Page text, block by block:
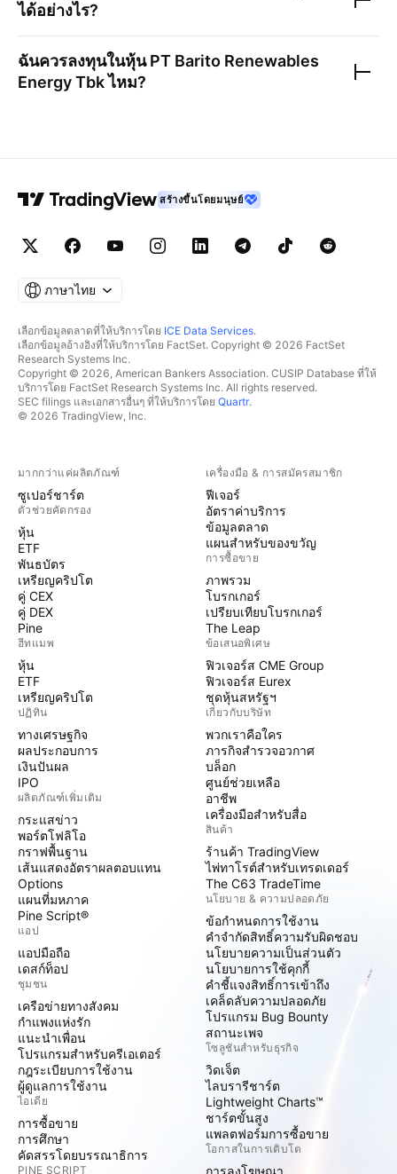
ได้อย่างไร?
ฉันควรลงทุนในหุ้นPT Barito Renewables
Energy Tbkไหม?
สร้างขึ้นโดยมนุษย์
ภาษาไทย
เลือกข้อมูลตลาดที่ให้บริการโดย ICE Data Services.
เลือกข้อมูลอ้างอิงที่ให้บริการโดย FactSet. Copyright © 2026 FactSet
Research Systems Inc.
Copyright © 2026, American Bankers Association. CUSIP Database ที่ให้
บริการโดย FactSet Research Systems Inc. All rights reserved.
SEC filings และเอกสารอื่นๆ ที่ให้บริการโดย Quartr.
© 2026 TradingView, Inc.
มากกว่าแค่ผลิตภัณฑ์
ซูเปอร์ชาร์ต
ตัวช่วยคัดกรอง
หุ้น
ETF
พันธบัตร
เหรียญคริปโต
คู่ CEX
คู่ DEX
Pine
ฮีทแมพ
หุ้น
ETF
เหรียญคริปโต
ปฏิทิน
ทางเศรษฐกิจ
ผลประกอบการ
เงินปันผล
IPO
ผลิตภัณฑ์เพิ่มเติม
กระแสข่าว
พอร์ตโฟลิโอ
กราฟพื้นฐาน
เส้นแสดงอัตราผลตอบแทน
Options
แผนที่มหภาค
Pine Script®
แอป
แอปมือถือ
เดสก์ท็อป
ชุมชน
เครือข่ายทางสังคม
กำแพงแห่งรัก
แนะนำเพื่อน
โปรแกรมสำหรับครีเอเตอร์
กฎระเบียบการใช้งาน
ผู้ดูแลการใช้งาน
ไอเดีย
การซื้อขาย
การศึกษา
คัดสรรโดยบรรณาธิการ
PINE SCRIPT
เครื่องมือ & การสมัครสมาชิก
ฟีเจอร์
อัตราค่าบริการ
ข้อมูลตลาด
แผนสำหรับของขวัญ
การซื้อขาย
ภาพรวม
โบรกเกอร์
เปรียบเทียบโบรกเกอร์
The Leap
ข้อเสนอพิเศษ
ฟิวเจอร์ส CME Group
ฟิวเจอร์ส Eurex
ชุดหุ้นสหรัฐฯ
เกี่ยวกับบริษัท
พวกเราคือใคร
ภารกิจสำรวจอวกาศ
บล็อก
ศูนย์ช่วยเหลือ
อาชีพ
เครื่องมือสำหรับสื่อ
สินค้า
ร้านค้า TradingView
ไพ่ทาโรต์สำหรับเทรดเดอร์
The C63 TradeTime
นโยบาย & ความปลอดภัย
ข้อกำหนดการใช้งาน
คำจำกัดสิทธิ์ความรับผิดชอบ
นโยบายความเป็นส่วนตัว
นโยบายการใช้คุกกี้
คำชี้แจงสิทธิ์การเข้าถึง
เคล็ดลับความปลอดภัย
โปรแกรม Bug Bounty
สถานะเพจ
โซลูชันสำหรับธุรกิจ
วิดเจ็ต
ไลบรารีชาร์ต
Lightweight Charts™
ชาร์ตขั้นสูง
แพลตฟอร์มการซื้อขาย
โอกาสในการเติบโต
การลงโฆษณา